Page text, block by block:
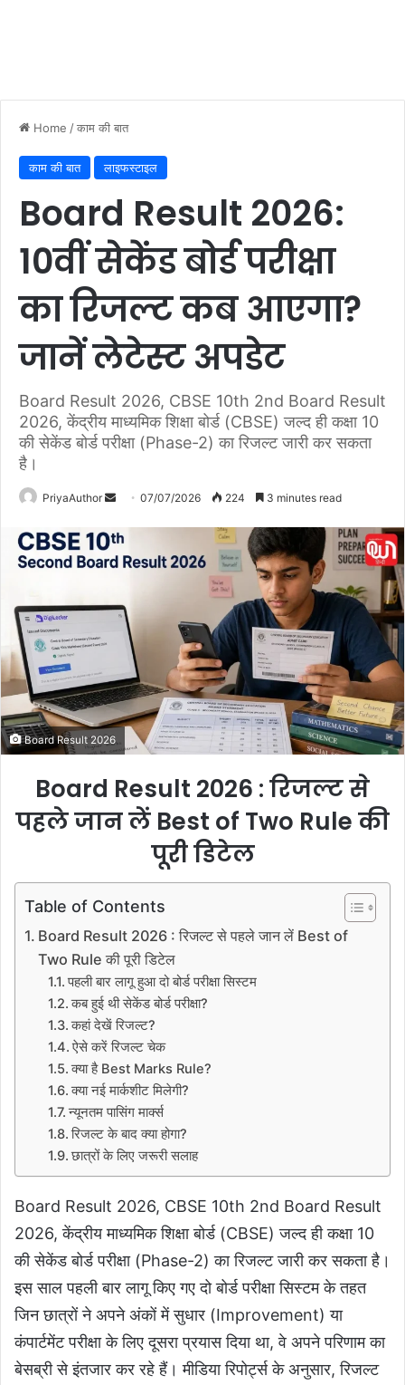
Home /काम की बात
काम की बात लाइफस्टाइल
Board Result 2026:
10वीं सेकेंड बोर्ड परीक्षा
का रिजल्ट कब आएगा?
जानें लेटेस्ट अपडेट
Board Result 2026, CBSE 10th 2nd Board Result
2026, केंद्रीय माध्यमिक शिक्षा बोर्ड (CBSE) जल्द ही कक्षा 10
की सेकेंड बोर्ड परीक्षा (Phase-2) का रिजल्ट जारी कर सकता
है।
PriyaAuthor
n
n
i
07/07/2026 224 3 minutes read
Board Result 2026
Board Result 2026 : रिजल्ट से
पहले जान लें Best of Two Rule की
पूरी डिटेल
Table of Contents
Board Result 2026 : रिजल्ट से पहले जान लें Best of
Two Rule की पूरी डिटेल
पहली बार लागू हुआ दो बोर्ड परीक्षा सिस्टम
कब हुई थी सेकेंड बोर्ड परीक्षा?
कहां देखें रिजल्ट?
ऐसे करें रिजल्ट चेक
क्या है Best Marks Rule?
क्या नई मार्कशीट मिलेगी?
न्यूनतम पासिंग मार्क्स
रिजल्ट के बाद क्या होगा?
छात्रों के लिए जरूरी सलाह
Board Result 2026, CBSE 10th 2nd Board Result
2026, केंद्रीय माध्यमिक शिक्षा बोर्ड (CBSE) जल्द ही कक्षा 10
की सेकेंड बोर्ड परीक्षा (Phase-2) का रिजल्ट जारी कर सकता है।
इस साल पहली बार लागू किए गए दो बोर्ड परीक्षा सिस्टम के तहत
जिन छात्रों ने अपने अंकों में सुधार (Improvement) या
कंपार्टमेंट परीक्षा के लिए दूसरा प्रयास दिया था, वे अपने परिणाम का
बेसब्री से इंतजार कर रहे हैं। मीडिया रिपोर्ट्स के अनुसार, रिजल्ट